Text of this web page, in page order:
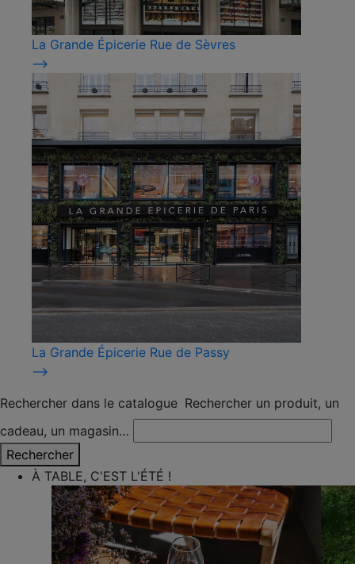
La Grande Épicerie Rue de Sèvres
⟶
La Grande Épicerie Rue de Passy
⟶
Rechercher dans le catalogue Rechercher un produit, un
cadeau, un magasin…
Rechercher
À TABLE, C'EST L'ÉTÉ !